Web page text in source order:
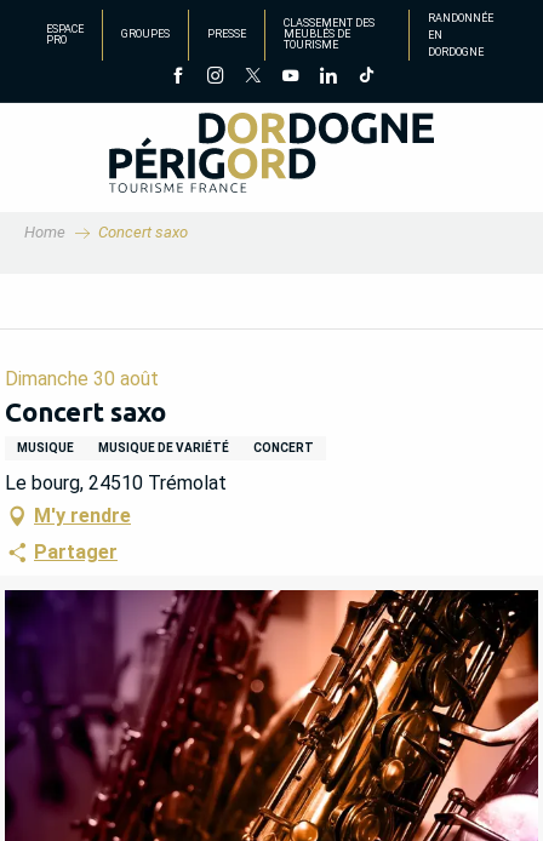
principal
ESPACE
PRO
GROUPES PRESSE
CLASSEMENT DES
MEUBLÉS DE
TOURISME
RANDONNÉE
EN
DORDOGNE
Home Concert saxo
Dimanche 30 août
Concert saxo
MUSIQUE MUSIQUE DE VARIÉTÉ CONCERT
Le bourg, 24510 Trémolat
M'y rendre
Partager